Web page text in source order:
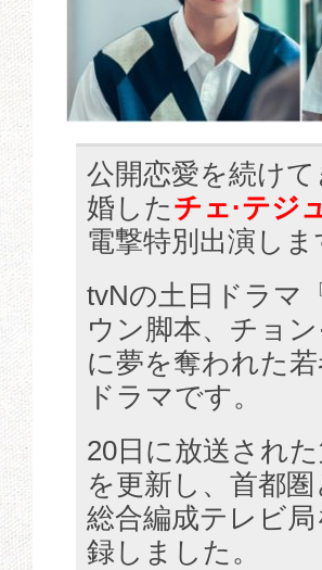
公開恋愛を続け
婚したチェ·テジ
電撃特別出演しま
tvNの土日ドラマ
ウン脚本、チョ
に夢を奪われた
ドラマです。
20日に放送され
を更新し、首都
総合編成テレビ
録しました。